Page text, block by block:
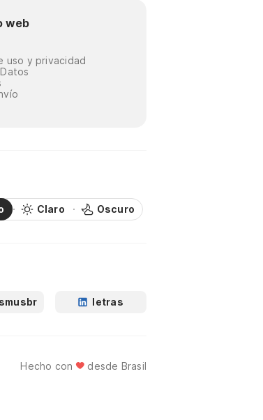
web
uso y privacidad
Claro Oscuro
letras
Hecho con desde Brasil